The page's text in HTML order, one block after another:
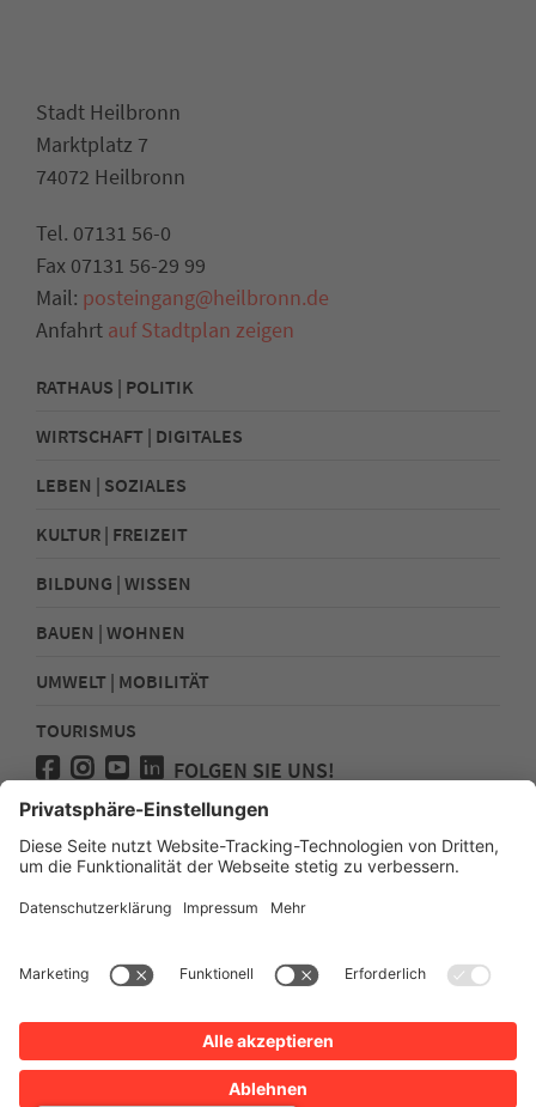
Stadt Heilbronn
Marktplatz 7
74072 Heilbronn
Tel. 07131 56-0
Fax 07131 56-29 99
Mail: posteingang@heilbronn.de
Anfahrt auf Stadtplan zeigen
RATHAUS | POLITIK
WIRTSCHAFT | DIGITALES
LEBEN | SOZIALES
KULTUR | FREIZEIT
BILDUNG | WISSEN
BAUEN | WOHNEN
UMWELT | MOBILITÄT
TOURISMUS
FOLGEN SIE UNS!
Presse
Kontakt
Impressum
Sitemap